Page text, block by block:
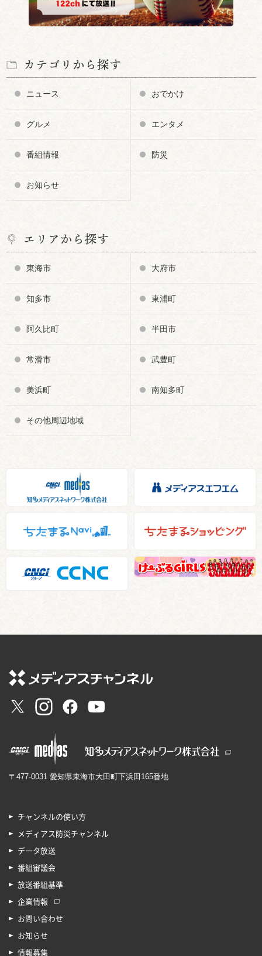
カテゴリから探す
ニュース おでかけ
グルメ エンタメ
番組情報 防災
お知らせ
エリアから探す
東海市 大府市
知多市 東浦町
阿久比町 半田市
常滑市 武豊町
美浜町 南知多町
その他周辺地域
〒477-0031 愛知県東海市大田町下浜田165番地
チャンネルの使い方
メディアス防災チャンネル
データ放送
番組審議会
放送番組基準
企業情報
お問い合わせ
お知らせ
情報募集